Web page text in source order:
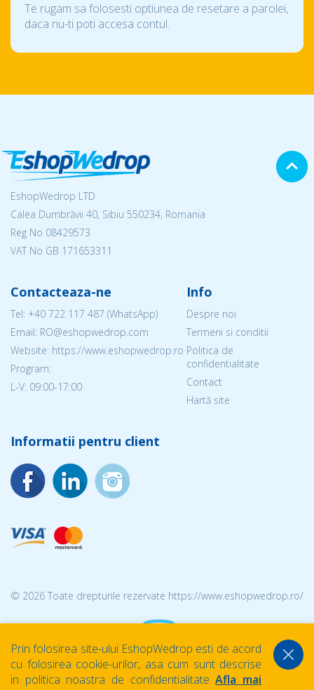
Te rugam sa folosesti optiunea de resetare a parolei,
daca nu-ti poti accesa contul.
EshopWedrop LTD
Calea Dumbrăvii 40, Sibiu 550234, Romania
Reg No 08429573
VAT No GB 171653311
Contacteaza-ne
Tel: +40 722 117 487 (WhatsApp)
Email: RO@eshopwedrop.com
Website: https://www.eshopwedrop.ro
Program:
L-V: 09:00-17:00
Info
Despre noi
Termeni si conditii
Politica de
confidentialitate
Contact
Hartă site
Informatii pentru client
© 2026 Toate drepturile rezervate https://www.eshopwedrop.ro/
Prin folosirea site-ului EshopWedrop esti de acord
cu folosirea cookie-urilor, asa cum sunt descrise
in politica noastra de confidentialitateAfla mai